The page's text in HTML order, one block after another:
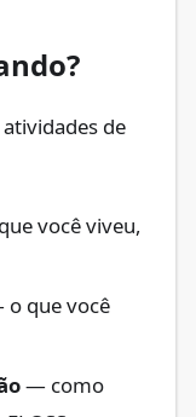
de
você viveu,
que você
— como